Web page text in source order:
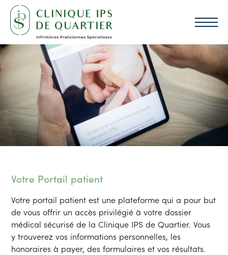
Votre Portail patient
Votre portail patient est une plateforme qui a pour but
de vous offrir un accès privilégié à votre dossier
médical sécurisé de la Clinique IPS de Quartier. Vous
y trouverez vos informations personnelles, les
honoraires à payer, des formulaires et vos résultats.